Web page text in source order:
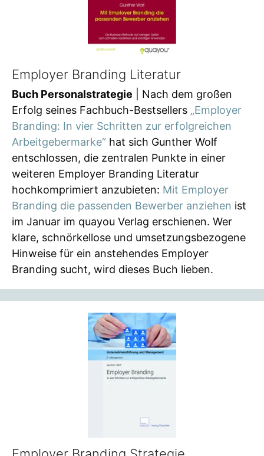
Employer Branding Literatur
Buch Personalstrategie | Nach dem großen
Erfolg seines Fachbuch-Bestsellers „Employer
Branding: In vier Schritten zur erfolgreichen
Arbeitgebermarke“ hat sich Gunther Wolf
entschlossen, die zentralen Punkte in einer
weiteren Employer Branding Literatur
hochkomprimiert anzubieten: Mit Employer
Branding die passenden Bewerber anziehen ist
im Januar im quayou Verlag erschienen. Wer
klare, schnörkellose und umsetzungsbezogene
Hinweise für ein anstehendes Employer
Branding sucht, wird dieses Buch lieben.